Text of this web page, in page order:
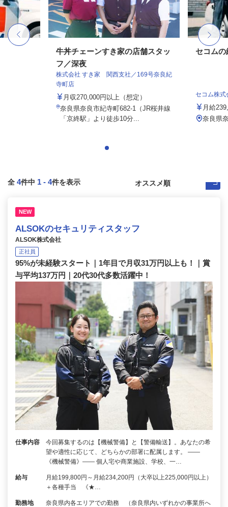
牛丼チェーンすき家の店舗スタッ
フ／深夜
株式会社 すき家 関西支社／169号奈良紀
寺町店
月収270,000円以上（想定）
奈良県奈良市紀寺町682-1（JR桜井線
「京終駅」より徒歩10分...
セコムの
セコム株式
月給
奈良県
全 4件中 1 - 4件を表示
NEW
ALSOKのセキュリティスタッフ
ALSOK株式会社
正社員
95%が未経験スタート｜1年目で月収31万円以上も！｜賞
与平均137万円｜20代30代多数活躍中！
仕事内容
今回募集するのは【機械警備】と【警備輸送】。あなたの希
望や適性に応じて、どちらかの部署に配属します。 ――
《機械警備》―― 個人宅や商業施設、学校、一…
給与
月給199,800円～月給234,200円（大卒以上225,000円以上）
＋各種手当 《★…
勤務地
奈良県内各エリアでの勤務 （奈良県内いずれかの事業所へ